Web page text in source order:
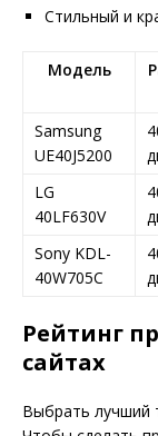
Стильный и
Модель
Samsung
UE40J5200
LG
40LF630V
Sony KDL-
40W705C
Рейтинг
сайтах
Выбрать лучший